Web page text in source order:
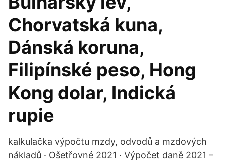
Chorvatská kuna,
Dánská koruna,
Filipínské peso, Hong
Kong dolar, Indická
rupie
kalkulačka výpočtu mzdy, odvodů a mzdových
nákladů · Ošetřovné 2021 · Výpočet daně 2021 –